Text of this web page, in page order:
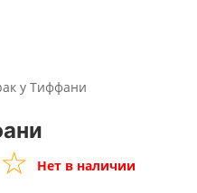
у Тиффани
☆
★ Нет в наличии